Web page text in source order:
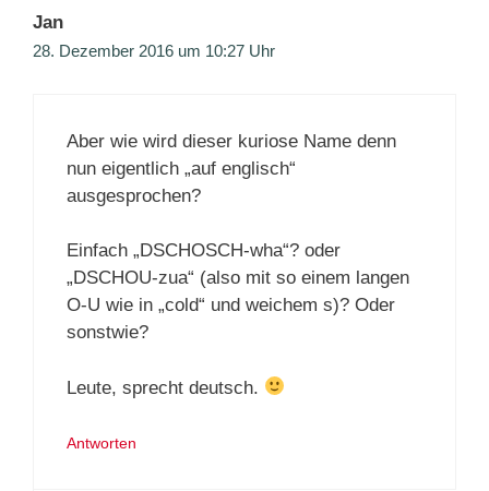
Jan
28. Dezember 2016 um 10:27 Uhr
Aber wie wird dieser kuriose Name denn
nun eigentlich „auf englisch“
ausgesprochen?
Einfach „DSCHOSCH-wha“? oder
„DSCHOU-zua“ (also mit so einem langen
O-U wie in „cold“ und weichem s)? Oder
sonstwie?
Leute, sprecht deutsch.
Antworten